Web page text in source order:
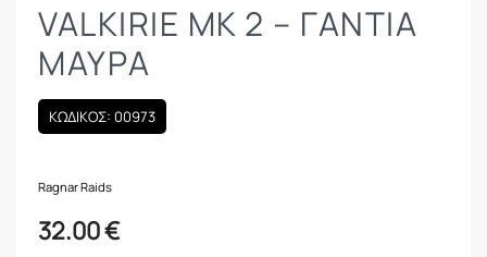
VALKIRIE MK 2 – ΓΆΝΤΙΑ
ΜΑΎΡΑ
ΚΩΔΙΚΟΣ: 00973
Ragnar Raids
32.00€